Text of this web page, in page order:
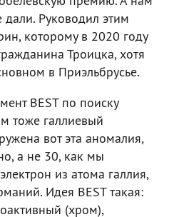
Руководил этим
которому в 2020 году
Троицка, хотя
в Приэльбрусье.
BEST по поиску
тоже галлиевый
вот эта аномалия,
а не 30, как мы
из атома галлия,
Идея BEST такая:
(хром),